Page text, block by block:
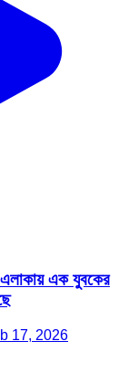
এলাকায় এক যুবকের
17, 2026